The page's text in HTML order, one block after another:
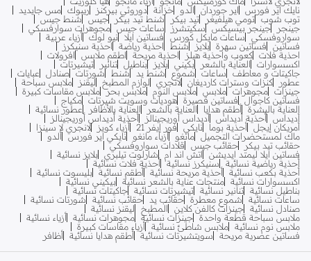
نايك اير فورس
اير جوردان الدو خزانة دوروثي بيركنز ريبوك مس جايديد
توب شوب تومي هيلفيغر تيد بيكر شنط تيد بيكر جيس
شنط جيس
جينجر
جينجر بيسيكس سكيتشرز ساعات جيس مجوهرات سوارفسكي
سواروفسكي
ساعات مايكل كورس فساتين ايلا نيو لوك أزياء عربية
فساتين
فساتين سهرة بلايز شنط احذية رياضة
احذية سنيكرز
احذية فلات كعوب واحذية هيلز احذية مريحة اطقم ملابس
افرولات
اكسسوارات
العناية بالشعر بكيني بلايز بناطيل تنانير
تيشيرتات
جاكيتات و معاطف
ساعات شموع شنط يد شنط شورتات صنادل
عبايات
عطور
كنزات وسترات كارديغان لانجري لوازم المطبخ ليقنز
ملابس سباحة
جينزات مجوهرات ملابس ملابس النوم ملابس بحر ملابس مقاسات كبيرة
فساتين كاجوال
فساتين قصيرة هوديات وسويت شيرتات مكياج
العناية بالبشرة أطقم هدايا العناية بالشعر العناية بالأظافر
عطور نسائية
أديداس أحذية أديداس أديداس أوريجينالز
أحذية أديداس أوريجينالز
أمريكان إيجل أحذية بوما نايكي فور إيفر 21 أزياء كويز
لانجري لا سينزا
ماك لمستحضرات التجميل مانغو أزياء مانغو نايكي اير فورس ألدو
حقائب تيد بيكر
حقائب جيس
قلادات سواروفسكي
فساتين ايلا ليمتد ايديشن
اتش اند ام شارلوت تيلبري بلايز نسائية
أحذية رياضية نسائية
سنيكرز نسائية أحذية فلات نسائية
أحذية بكعب نسائية أحذية مريحة نسائية أطقم نسائية بليسوت نسائية
اكسسوارات نسائية منتجات عناية بالشعر نسائية بيكيني نسائية
بناطيل نسائية تنانير نسائية تيشيرتات نسائية جاكيتات نسائية
ساعات نسائية
شموع معطرة حقائب يد حقائب نسائية
شورتات نسائية
صنادل نسائية جينزات كالفن كلاين المطبخ
ليقنز نسائية
ملابس سباحة قطعة واحدة جينزات نسائية مجوهرات نسائية أزياء نسائية
ملابس نوم نسائية ملابس شاطئ نسائية أزياء مقاسات كبيرة
فساتين عصرية مريحة
سويتشيرتات نسائية أطقم هدايا نسائية أظافر